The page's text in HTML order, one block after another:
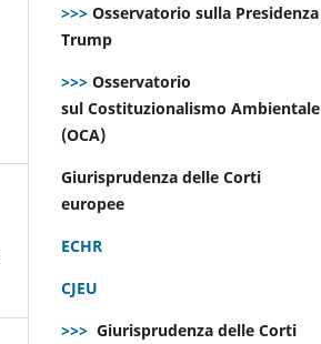
>>> Osservatorio sulla Presidenza
Trump
>>> Osservatorio
sul Costituzionalismo Ambientale
(OCA)
Giurisprudenza delle Corti
europee
ECHR
CJEU
>>> Giurisprudenza delle Corti